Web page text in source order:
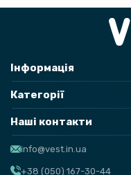
Інформація
Категорії
Наші контакти
info@vest.in.ua
+38 (050) 167-30-44